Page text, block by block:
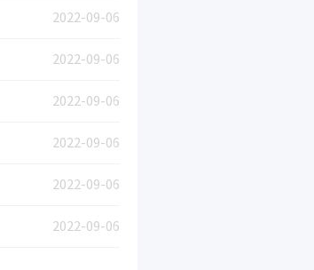
2022-09-06
2022-09-06
2022-09-06
2022-09-06
2022-09-06
2022-09-06